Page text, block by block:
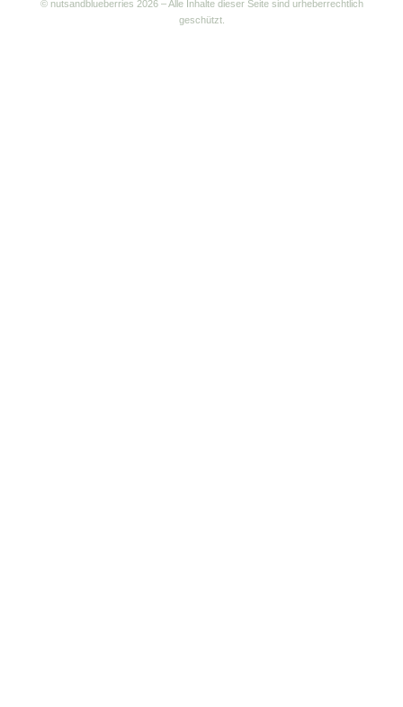
© nutsandblueberries 2026 – Alle Inhalte dieser Seite sind urheberrechtlich
geschützt.